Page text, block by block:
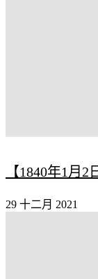
【1840年1月
29 十二月 2021